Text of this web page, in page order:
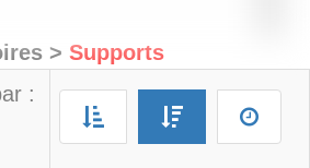
> Supports
: